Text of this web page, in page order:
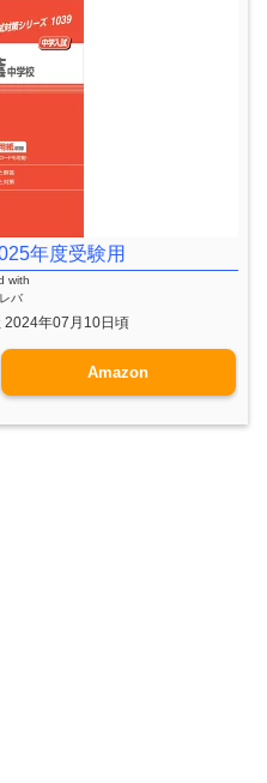
年度受験用
with
バ
2024年07月10日頃
Amazon